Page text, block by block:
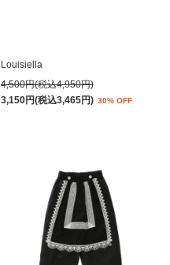
Louisiella
4,500円(税込4,950円)
3,150円(税込3,465円) 30% OFF